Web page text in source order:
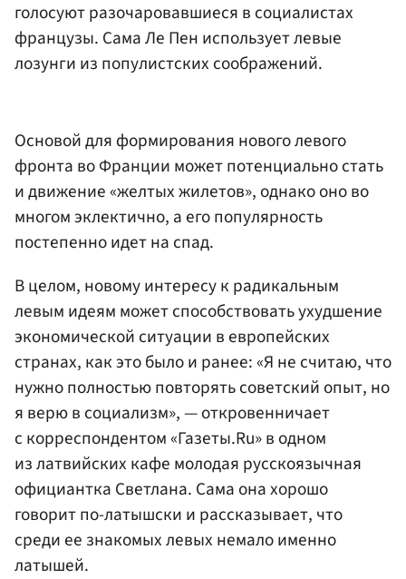
голосуют разочаровавшиеся в социалистах
французы. Сама Ле Пен использует левые
лозунги из популистских соображений.
Основой для формирования нового левого
фронта во Франции может потенциально стать
и движение «желтых жилетов», однако оно во
многом эклектично, а его популярность
постепенно идет на спад.
В целом, новому интересу к радикальным
левым идеям может способствовать ухудшение
экономической ситуации в европейских
странах, как это было и ранее: «Я не считаю, что
нужно полностью повторять советский опыт, но
я верю в социализм», — откровенничает
с корреспондентом «Газеты.Ru» в одном
из латвийских кафе молодая русскоязычная
официантка Светлана. Сама она хорошо
говорит по-латышски и рассказывает, что
среди ее знакомых левых немало именно
латышей.